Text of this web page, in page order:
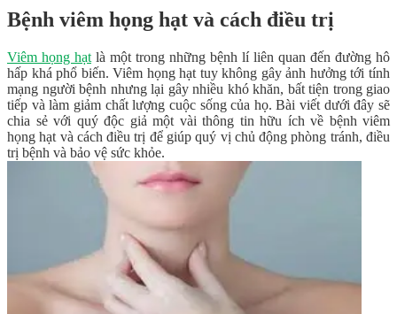
Bệnh viêm họng hạt và cách điều trị
Viêm họng hạt là một trong những bệnh lí liên quan đến đường hô
hấp khá phổ biến. Viêm họng hạt tuy không gây ảnh hưởng tới tính
mạng người bệnh nhưng lại gây nhiều khó khăn, bất tiện trong giao
tiếp và làm giảm chất lượng cuộc sống của họ. Bài viết dưới đây sẽ
chia sẻ với quý độc giả một vài thông tin hữu ích về bệnh viêm
họng hạt và cách điều trị để giúp quý vị chủ động phòng tránh, điều
trị bệnh và bảo vệ sức khỏe.